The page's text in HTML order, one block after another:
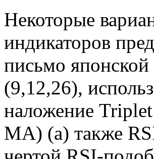
Некоторые
индикаторов
письмо
(9,12,26),
наложение
МА) (а) также